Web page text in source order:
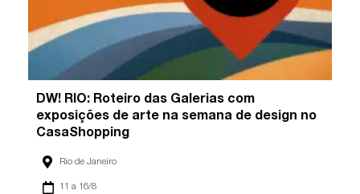
DW! RIO: Roteiro das Galerias com
exposições de arte na semana de design no
CasaShopping
Rio de Janeiro
11 a 16/8